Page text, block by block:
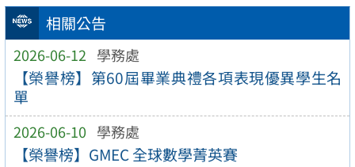
相關公告
2026-06-12 學務處
【榮譽榜】第60屆畢業典禮各項表現優異學生名
單
2026-06-10 學務處
【榮譽榜】GMEC 全球數學菁英賽